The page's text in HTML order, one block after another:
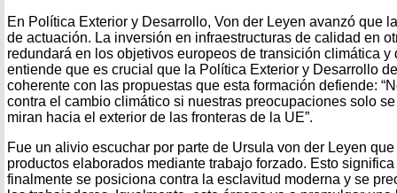
En Política Exterior y Desarrollo, Von der Leyen avanzó que
de actuación. La inversión en infraestructuras de calidad en
redundará en los objetivos europeos de transición climática y
entiende que es crucial que la Política Exterior y Desarrollo
coherente con las propuestas que esta formación defiende:
contra el cambio climático si nuestras preocupaciones solo
miran hacia el exterior de las fronteras de la UE”.
Fue un alivio escuchar por parte de Ursula von der Leyen
productos elaborados mediante trabajo forzado. Esto
finalmente se posiciona contra la esclavitud moderna y se